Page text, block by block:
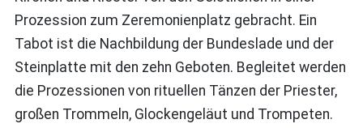
Prozession zum Zeremonienplatz gebracht. Ein
Tabot ist die Nachbildung der Bundeslade und der
Steinplatte mit den zehn Geboten. Begleitet werden
die Prozessionen von rituellen Tänzen der Priester,
großen Trommeln, Glockengeläut und Trompeten.